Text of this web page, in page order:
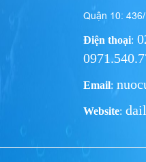
Quận 10:
Điện thoại:
Email:
Website: